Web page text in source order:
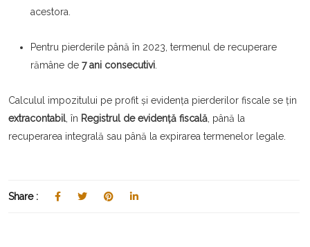
acestora.
Pentru pierderile până în 2023, termenul de recuperare
rămâne de 7 ani consecutivi.
Calculul impozitului pe profit și evidența pierderilor fiscale se țin
extracontabil, în Registrul de evidență fiscală, până la
recuperarea integrală sau până la expirarea termenelor legale.
Share :